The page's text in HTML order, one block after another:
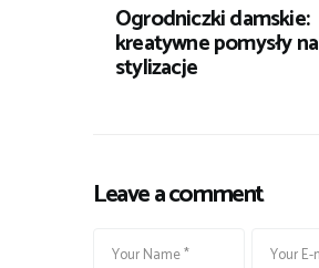
Ogrodniczki damskie:
kreatywne pomysły na
stylizacje
Leave a comment